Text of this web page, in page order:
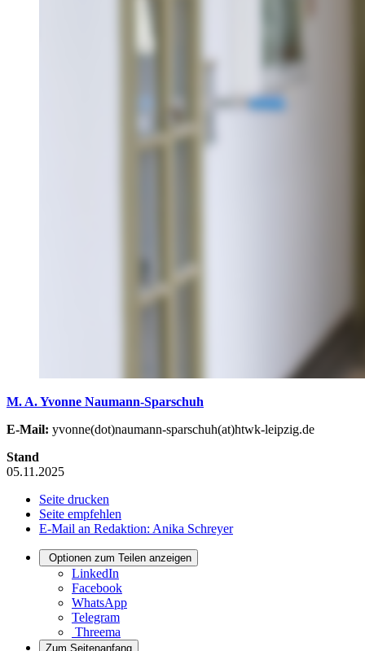
M. A. Yvonne Naumann-Sparschuh
E-Mail: yvonne(dot)naumann-sparschuh(at)htwk-leipzig.de
Stand
05.11.2025
Seite drucken
Seite empfehlen
E-Mail an Redaktion: Anika Schreyer
Optionen zum Teilen anzeigen
LinkedIn
Facebook
WhatsApp
Telegram
Threema
Zum Seitenanfang